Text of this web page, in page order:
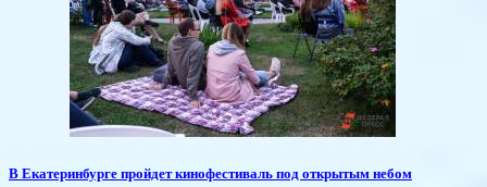
В Екатеринбурге пройдет кинофестиваль под открытым небом